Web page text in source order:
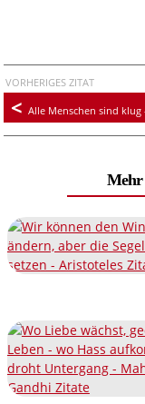
VORHERIGES ZITAT
Alle Menschen sind klug - die einen vorher, die anderen
Mehr